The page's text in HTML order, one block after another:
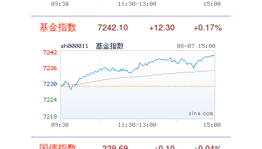
基金指数 7242.10 +12.30 +0.17%
国债指数 229.69 +0.10 +0.04%